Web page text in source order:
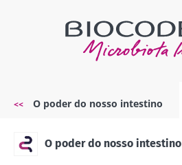
Navegação
O poder do nosso intestino
O poder do nosso intestino